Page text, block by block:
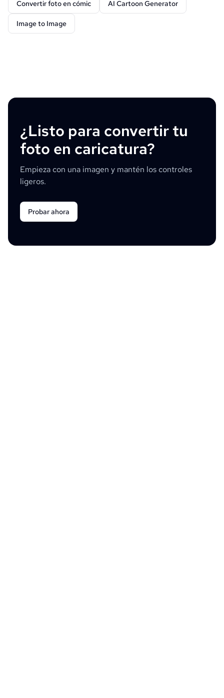
Convertir foto en cómic AI Cartoon Generator
Image to Image
¿Listo para convertir tu
foto en caricatura?
Empieza con una imagen y mantén los controles
ligeros.
Probar ahora